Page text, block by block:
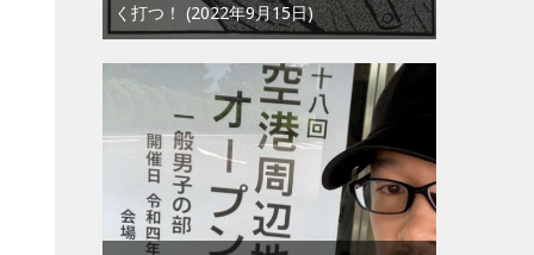
く打つ！
2022年9月15日